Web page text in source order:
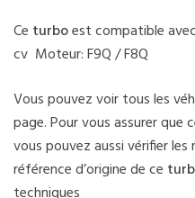
Ce turboest compatible
cv Moteur: F9Q / F8Q
Vous pouvez voir tous les
page. Pour vous assurer que
vous pouvez aussi vérifier
référence d’origine de ce
techniques